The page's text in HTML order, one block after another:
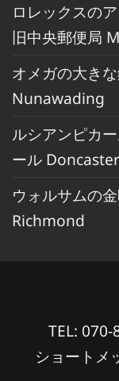
ロレックスの
旧中央郵便局
オメガの大き
Nunawading
ルシアンピカ
ール Doncaster
ウォルサムの
Richmond
TEL: 070-
ショートメ